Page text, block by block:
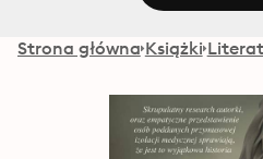
Strona główna Książki